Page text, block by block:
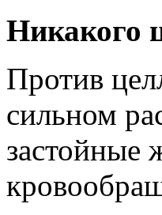
Никакого
Против
сильном
застойные